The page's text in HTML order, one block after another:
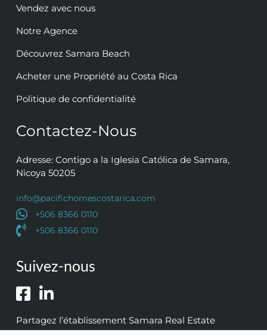
Vendez avec nous
Notre Agence
Découvrez Samara Beach
Acheter une Propriété au Costa Rica
Politique de confidentialité
Contactez-Nous
Adresse: Contigo a la Iglesia Católica de Samara,
Nicoya 50205
info@pacifichomescostarica.com
+506 8366 0110
+506 8366 0110
Suivez-nous
Partagez l’établissement Samara Real Estate